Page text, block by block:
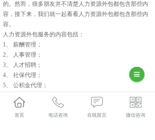
的。然而，很多朋友并不清楚人力资源外包都包含那些内
容，接下来，我们就一起看看人力资源外包都包含那些内
容。
人力资源外包服务的内容包括：
1、 薪酬管理；
2、 人事管理；
3、 人才招聘；
4、 社保代理；
5、 公积金代理；
6、 代发工资等涉及人力资源服务的各个模块。
通过以上介绍我们对人力资源外包服务有了一个大致的了
解，有需要这方面服务的客户可来电咨询我们。
首页 电话咨询 在线留言 微信咨询